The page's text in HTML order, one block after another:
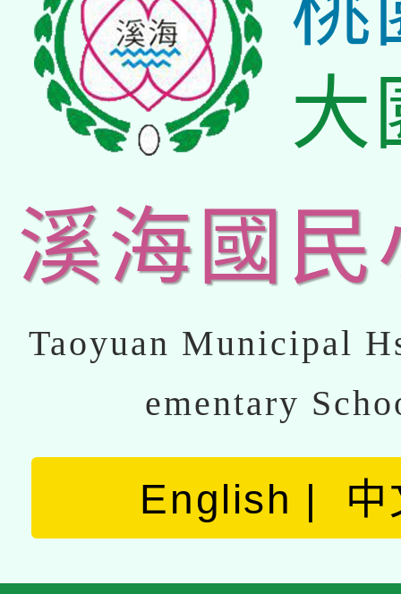
大
溪海國民
Taoyuan Municipal
ementary
English 中